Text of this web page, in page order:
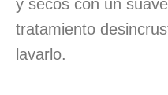
y secos con un
tratamiento
lavarlo.